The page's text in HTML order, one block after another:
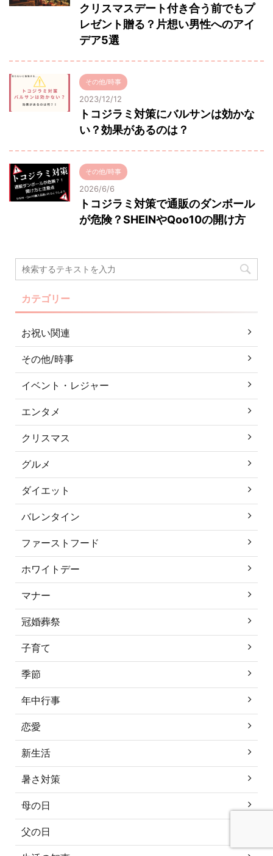
クリスマスデート付き合う前でもプ
レゼント贈る？片想い男性へのアイ
デア5選
その他/時事
2023/12/12
トコジラミ対策にバルサンは効かな
い？効果があるのは？
その他/時事
2026/6/6
トコジラミ対策で通販のダンボール
が危険？SHEINやQoo10の開け方
カテゴリー
お祝い関連
その他/時事
イベント・レジャー
エンタメ
クリスマス
グルメ
ダイエット
バレンタイン
ファーストフード
ホワイトデー
マナー
冠婚葬祭
子育て
季節
年中行事
恋愛
新生活
暑さ対策
母の日
父の日